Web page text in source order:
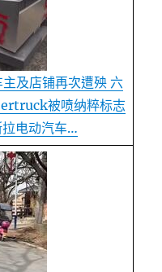
及店铺再次遭殃 六
被喷纳粹标志
电动汽车…